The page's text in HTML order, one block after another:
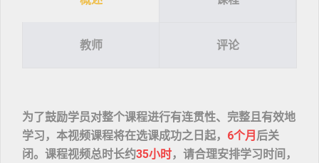
教师 评论
为了鼓励学员对整个课程进行有连贯性、完整且有效地
学习，本视频课程将在选课成功之日起， 6个月 后关
闭。课程视频总时长约35小时，请合理安排学习时间，